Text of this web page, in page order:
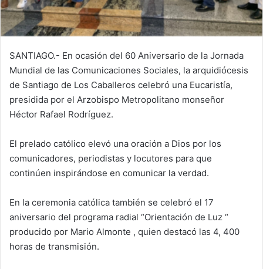
SANTIAGO.- En ocasión del 60 Aniversario de la Jornada
Mundial de las Comunicaciones Sociales, la arquidiócesis
de Santiago de Los Caballeros celebró una Eucaristía,
presidida por el Arzobispo Metropolitano monseñor
Héctor Rafael Rodríguez.
El prelado católico elevó una oración a Dios por los
comunicadores, periodistas y locutores para que
continúen inspirándose en comunicar la verdad.
En la ceremonia católica también se celebró el 17
aniversario del programa radial “Orientación de Luz “
producido por Mario Almonte , quien destacó las 4, 400
horas de transmisión.